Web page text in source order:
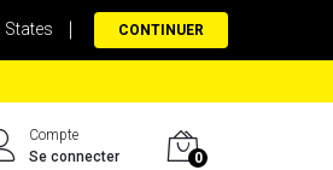
States CONTINUER
Compte
Se connecter
0